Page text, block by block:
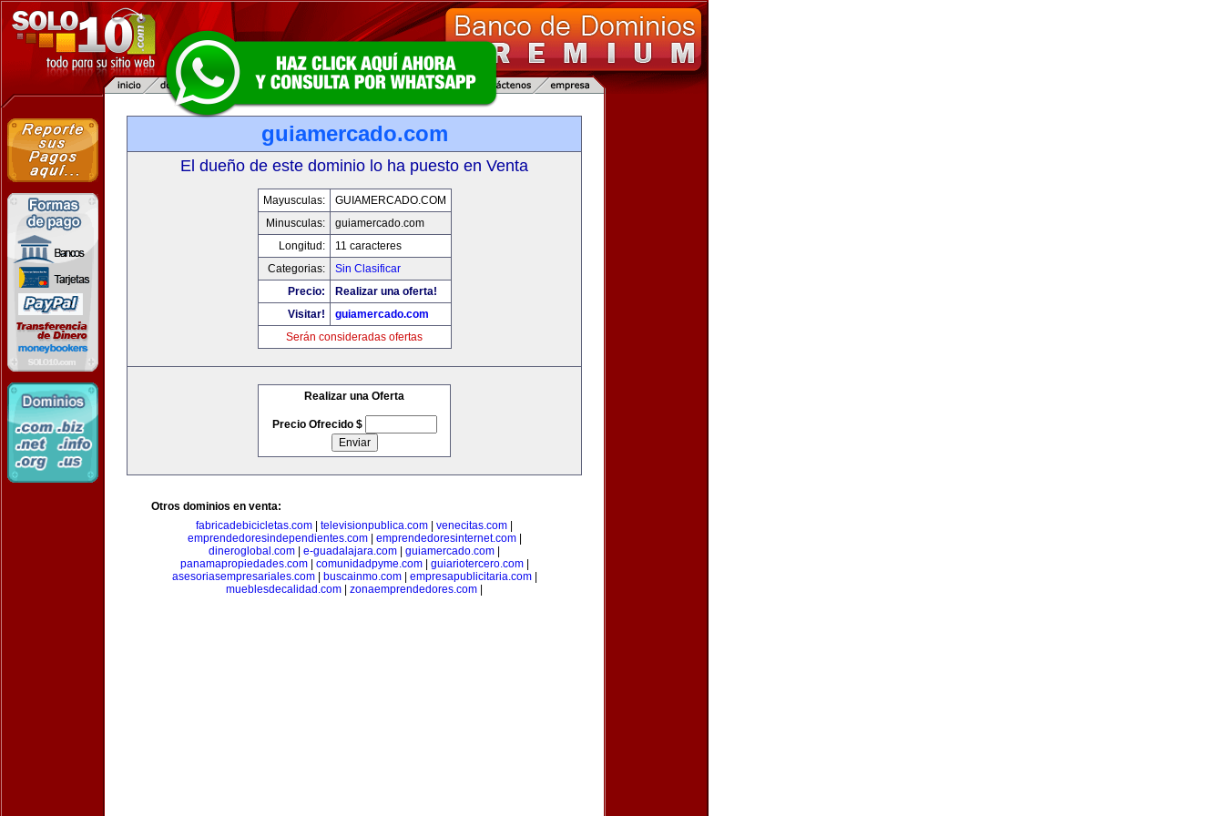
guiamercado.com
El dueño de este dominio lo ha puesto en Venta
Mayusculas:
GUIAMERCADO.COM
Minusculas:
guiamercado.com
Longitud:
11 caracteres
Categorias:
Sin Clasificar
Precio:
Realizar una oferta!
Visitar!
guiamercado.com
Serán consideradas ofertas
Realizar una Oferta
Precio Ofrecido $
Otros dominios en venta:
fabricadebicicletas.com
televisionpublica.com venecitas.com
emprendedoresindependientes.com| emprendedoresinternet.com|
dineroglobal.com
e-guadalajara.com guiamercado.com
panamapropiedades.com| comunidadpyme.com| guiariotercero.com|
asesoriasempresariales.com| buscainmo.com| empresapublicitaria.com|
mueblesdecalidad.com
zonaemprendedores.com